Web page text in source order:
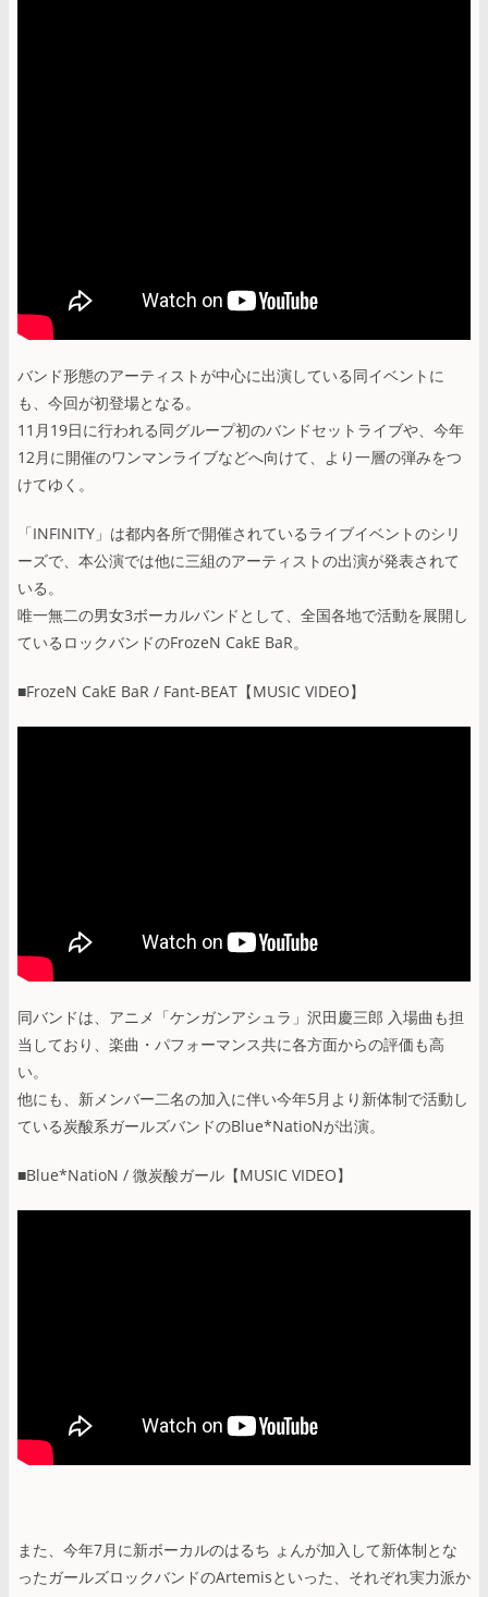
バンド形態のアーティストが中心に出演している同イベントに
も、今回が初登場となる。
11月19日に行われる同グループ初のバンドセットライブや、今年
12月に開催のワンマンライブなどへ向けて、より一層の弾みをつ
けてゆく。
「INFINITY」は都内各所で開催されているライブイベントのシリ
ーズで、本公演では他に三組のアーティストの出演が発表されて
いる。
唯一無二の男女3ボーカルバンドとして、全国各地で活動を展開し
ているロックバンドのFrozeN CakE BaR。
■FrozeN CakE BaR / Fant-BEAT【MUSIC VIDEO】
同バンドは、アニメ「ケンガンアシュラ」沢田慶三郎 入場曲も担
当しており、楽曲・パフォーマンス共に各方面からの評価も高
い。
他にも、新メンバー二名の加入に伴い今年5月より新体制で活動し
ている炭酸系ガールズバンドのBlue*NatioNが出演。
■Blue*NatioN / 微炭酸ガール【MUSIC VIDEO】
また、今年7月に新ボーカルのはるち ょんが加入して新体制とな
ったガールズロックバンドのArtemisといった、それぞれ実力派か